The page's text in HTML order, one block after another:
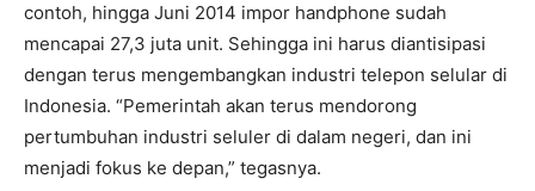
contoh, hingga Juni 2014 impor handphone sudah
mencapai 27,3 juta unit. Sehingga ini harus diantisipasi
dengan terus mengembangkan industri telepon selular di
Indonesia. “Pemerintah akan terus mendorong
pertumbuhan industri seluler di dalam negeri, dan ini
menjadi fokus ke depan,” tegasnya.